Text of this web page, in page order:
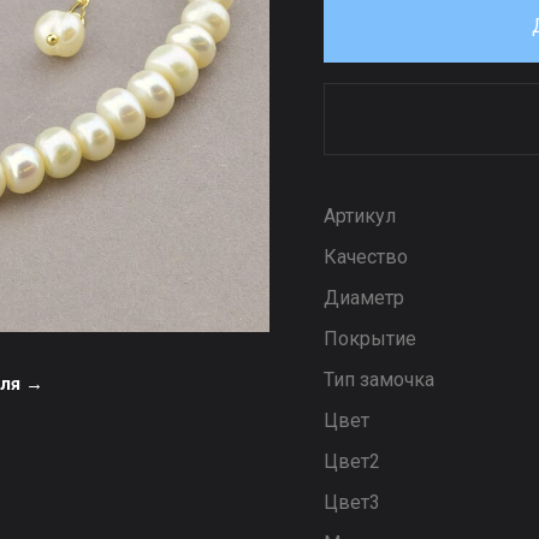
→
Артикул
Качество
Диаметр
Покрытие
Тип замочка
Цвет
Цвет2
Цвет3